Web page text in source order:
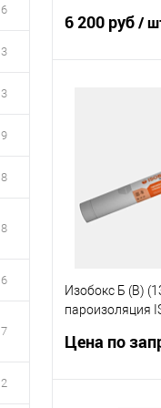
6
3
3
9
8
8
6
7
2
мембрана
6 200 руб/
Изобокс Б (В)
пароизоляция
Цена по